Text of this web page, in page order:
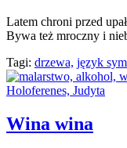
Latem chroni przed
Bywa też mroczny i
Tagi: drzewa, język
Wina wina